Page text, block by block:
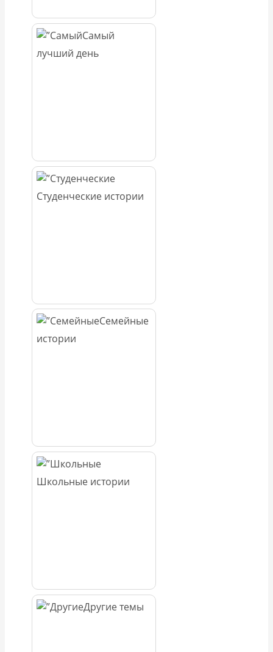
Самый
лучший день
Студенческие истории
Семейные
истории
Школьные истории
Другие темы